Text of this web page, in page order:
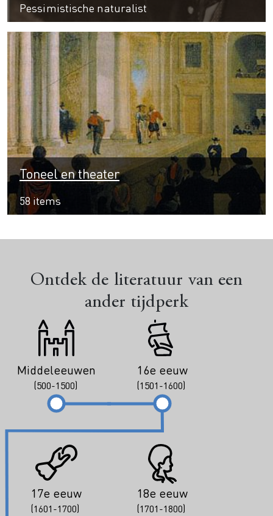
Pessimistische naturalist
Toneel en theater
58 items
Ontdek de literatuur van een
ander tijdperk
Middeleeuwen
(500-1500)
16e eeuw
(1501-1600)
17e eeuw
(1601-1700)
18e eeuw
(1701-1800)